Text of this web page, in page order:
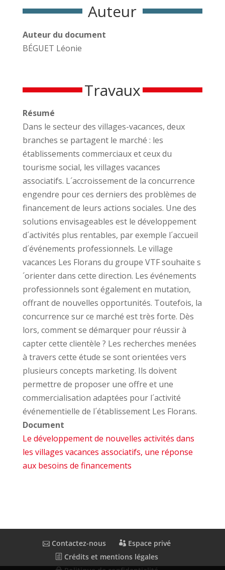
Auteur
Auteur du document
BÉGUET Léonie
Travaux
Résumé
Dans le secteur des villages-vacances, deux
branches se partagent le marché : les
établissements commerciaux et ceux du
tourisme social, les villages vacances
associatifs. L´accroissement de la concurrence
engendre pour ces derniers des problèmes de
financement de leurs actions sociales. Une des
solutions envisageables est le développement
d´activités plus rentables, par exemple l´accueil
d´événements professionnels. Le village
vacances Les Florans du groupe VTF souhaite s
´orienter dans cette direction. Les événements
professionnels sont également en mutation,
offrant de nouvelles opportunités. Toutefois, la
concurrence sur ce marché est très forte. Dès
lors, comment se démarquer pour réussir à
capter cette clientèle ? Les recherches menées
à travers cette étude se sont orientées vers
plusieurs concepts marketing. Ils doivent
permettre de proposer une offre et une
commercialisation adaptées pour l´activité
événementielle de l´établissement Les Florans.
Document
Le développement de nouvelles activités dans
les villages vacances associatifs, une réponse
aux besoins de financements
Contactez-nous
Espace privé
Crédits et mentions légales